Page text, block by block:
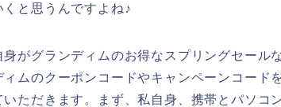
と思うんですよね♪
身がグランディムのお得なスプリングセール
ィムのクーポンコードやキャンペーンコード
ただきます。まず、私自身、携帯とパソコ